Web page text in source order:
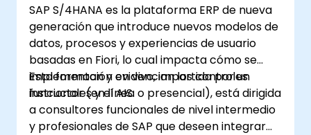
SAP S/4HANA es la plataforma ERP de nueva
generación que introduce nuevos modelos de
datos, procesos y experiencias de usuario
basadas en Fiori, lo cual impacta cómo se
implementan y evidencian los controles
funcionales y el AIS.
Esta formación en vivo, impartida por un
instructor (en línea o presencial), está dirigida
a consultores funcionales de nivel intermedio
y profesionales de SAP que deseen integrar